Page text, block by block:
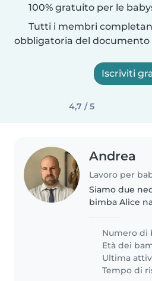
100% gratuito per le
Tutti i membri
obbligatoria del
Iscriviti
4,7 / 5
Andrea
Siamo due
bimba Alice
quindi ci
cercare di
per
Numero di
Età dei
Ultima
Tempo di